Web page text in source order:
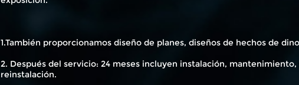
1.También proporcionamos diseño de planes, diseños de hechos de
2. Después del servicio: 24 meses incluyen instalación,
reinstalación.